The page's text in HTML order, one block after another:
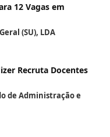
12 Vagas em
(SU), LDA
Recruta Docentes
de Administração e